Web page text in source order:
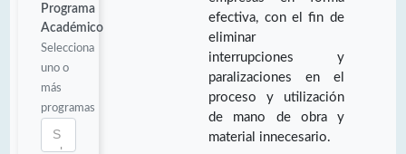
Programa
Académico
Selecciona
uno o
más
programas
efectiva, con el fin de
eliminar
interrupciones y
paralizaciones en el
proceso y utilización
de mano de obra y
material innecesario.